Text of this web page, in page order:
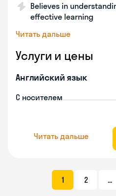
Believes in
effective learning
Читать дальше
Услуги и цены
Английский язык
С носителем
Читать дальше
1 2 ...